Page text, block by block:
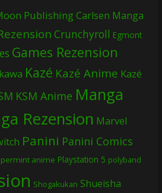
PublishingCarlsen Manga
Crunchyroll Egmont
Games Rezension
Kazé Kazé Anime Kazé
KSM Anime Manga
Rezension Marvel
Panini Panini Comics
anime Playstation 5 polyband
Shogakukan Shueisha